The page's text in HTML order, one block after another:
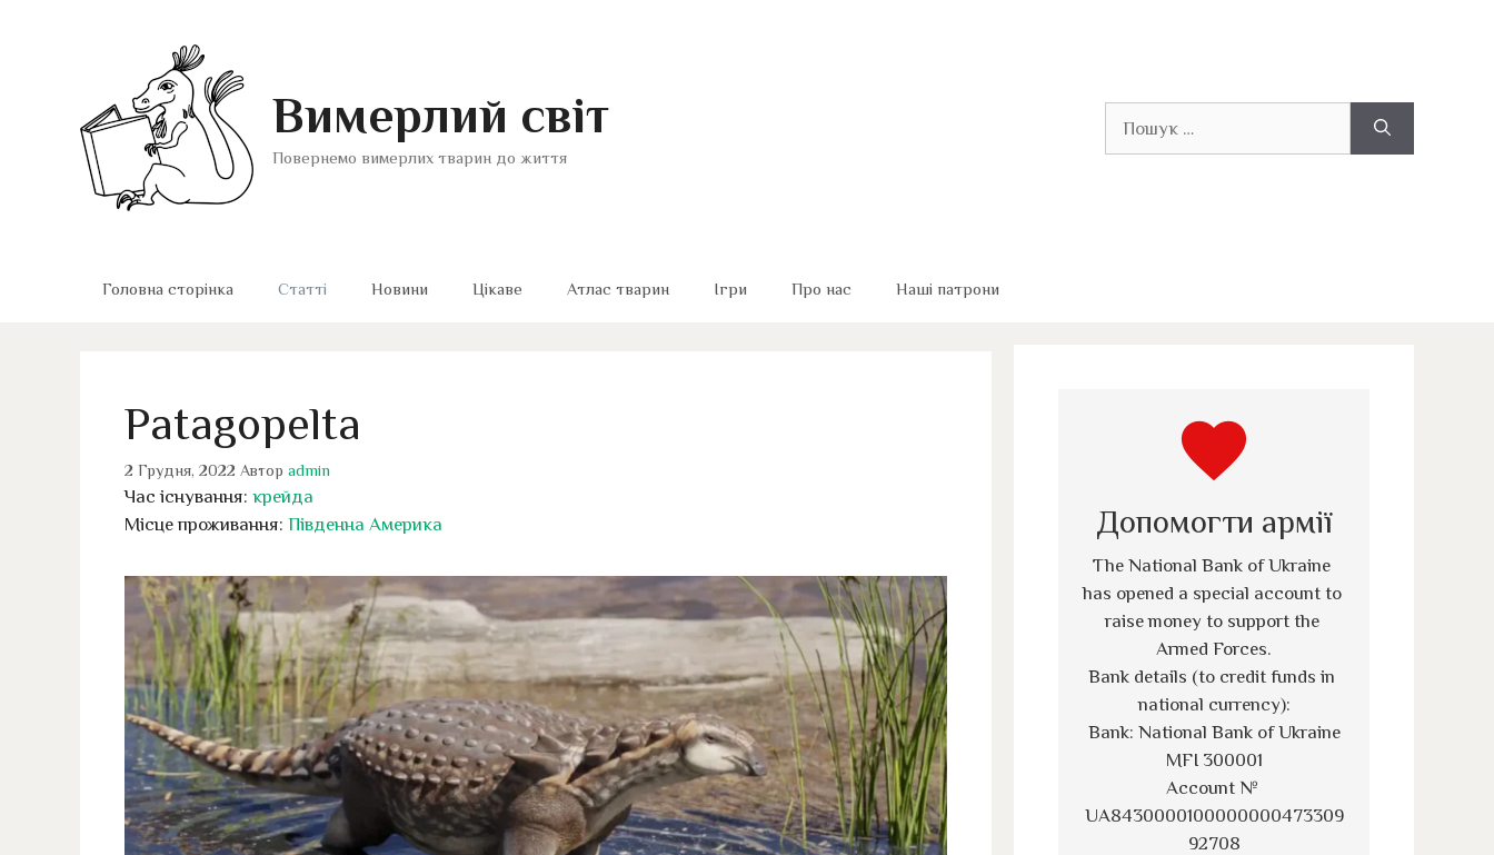
Вимерлий світ
Повернемо вимерлих тварин до життя
Головна сторінка Статті Новини Цікаве Атлас тварин Ігри Про нас Наші патрони
Patagopelta
2 Грудня, 2022 Автор admin
Час існування: крейда
Місце проживання: Південна Америка
favorite
Допомогти армії
The National Bank of Ukraine
has opened a special account to
raise money to support the
Armed Forces.
Bank details (to credit funds in
national currency):
Bank: National Bank of Ukraine
MFI 300001
Account №
UA8430000100000000473309
92708